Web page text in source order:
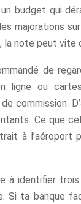
budget qui
majorations
note peut vite
de
ligne ou
commission.
Ce que
à l’aéroport
à identifier
Si ta banque